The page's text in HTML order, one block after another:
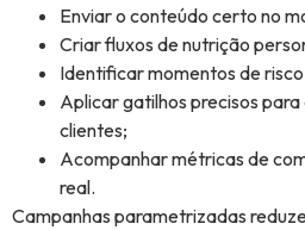
Enviar o conteúdo certo no
Criar fluxos de nutrição
Identificar momentos de
Aplicar gatilhos precisos
clientes;
Acompanhar métricas de
real.
Campanhas parametrizadas